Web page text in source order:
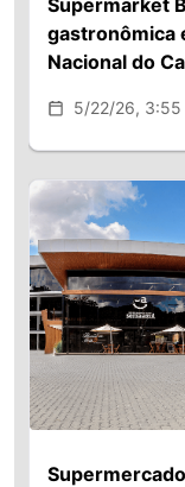
Supermarket
gastronômica
Nacional do
5/22/26, 3:55